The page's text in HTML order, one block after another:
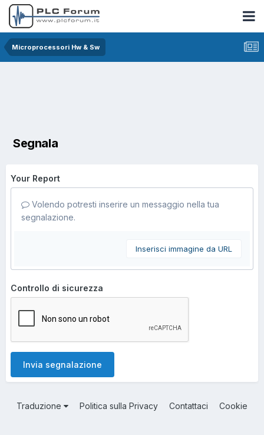
Microprocessori Hw & Sw
Segnala
Your Report
Volendo potresti inserire un messaggio nella tua
segnalazione.
Inserisci immagine da URL
Controllo di sicurezza
Invia segnalazione
Traduzione Politica sulla Privacy Contattaci Cookie